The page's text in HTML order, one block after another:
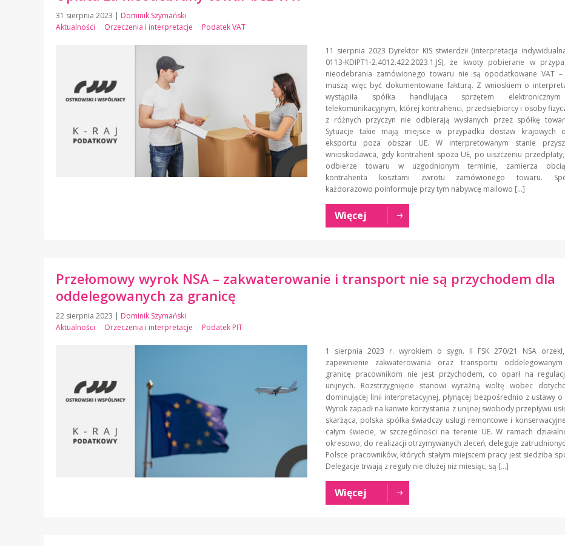
31 sierpnia 2023 | Dominik Szymański
Aktualności
Orzeczenia i interpretacje Podatek VAT
11 sierpnia 2023 Dyrektor KIS stwierdził (interpretacja
0113-KDIPT1-2.4012.422.2023.1.JS), że kwoty pobierane w
nieodebrania zamówionego towaru nie są opodatkowane VAT –
muszą więc być dokumentowane fakturą. Z wnioskiem o
wystąpiła spółka handlująca sprzętem
telekomunikacyjnym, której kontrahenci, przedsiębiorcy i osoby
z różnych przyczyn nie odbierają wysłanych przez spółkę
Sytuacje takie mają miejsce w przypadku dostaw krajowych
eksportu poza obszar UE. W interpretowanym stanie
wnioskodawca, gdy kontrahent spoza UE, po uiszczeniu
odbierze towaru w uzgodnionym terminie, zamierza
kontrahenta kosztami zwrotu zamówionego towaru.
każdorazowo poinformuje przy tym nabywcę mailowo […]
Więcej
Przełomowy wyrok NSA – zakwaterowanie i transport nie są przychodem dla
oddelegowanych za granicę
22 sierpnia 2023 | Dominik Szymański
Aktualności
Orzeczenia i interpretacje Podatek PIT
1 sierpnia 2023 r. wyrokiem o sygn. II FSK 270/21 NSA
zapewnienie zakwaterowania oraz transportu
granicę pracownikom nie jest przychodem, co oparł na
unijnych. Rozstrzygnięcie stanowi wyraźną woltę wobec
dominującej linii interpretacyjnej, płynącej bezpośrednio z ustawy o
Wyrok zapadł na kanwie korzystania z unijnej swobody przepływu
skarżąca, polska spółka świadczy usługi remontowe i
całym świecie, w szczególności na terenie UE. W ramach
okresowo, do realizacji otrzymywanych zleceń, deleguje
Polsce pracowników, których stałym miejscem pracy jest siedziba
Delegacje trwają z reguły nie dłużej niż miesiąc, są […]
Więcej